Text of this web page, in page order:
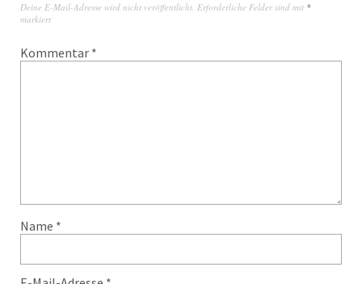
Deine E-Mail-Adresse wird nicht veröffentlicht. Erforderliche Felder sind mit *
markiert
Kommentar *
Name *